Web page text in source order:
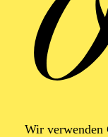
Wir verwenden